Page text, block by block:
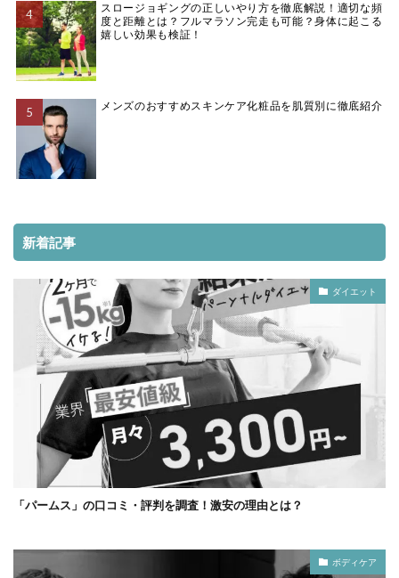
スロージョギングの正しいやり方を徹底解説！適切な頻
度と距離とは？フルマラソン完走も可能？身体に起こる
嬉しい効果も検証！
メンズのおすすめスキンケア化粧品を肌質別に徹底紹介
新着記事
ダイエット
「パームス」の口コミ・評判を調査！激安の理由とは？
ボディケア